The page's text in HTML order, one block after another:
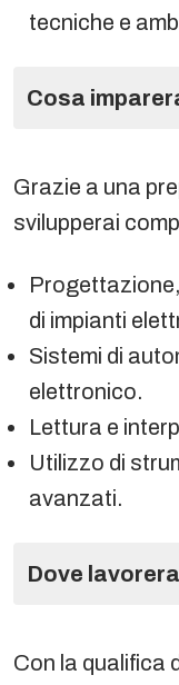
tecniche e
Cosa
Grazie a una
svilupperai
di impianti
Sistemi di
elettronico.
Lettura e
Utilizzo di
avanzati.
Dove
Con la qualifica